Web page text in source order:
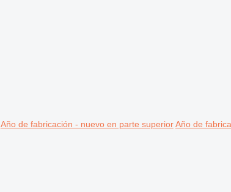
Año de fabricación - nuevo en parte superior Año de